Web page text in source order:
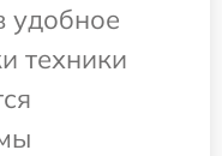
удобное
техники